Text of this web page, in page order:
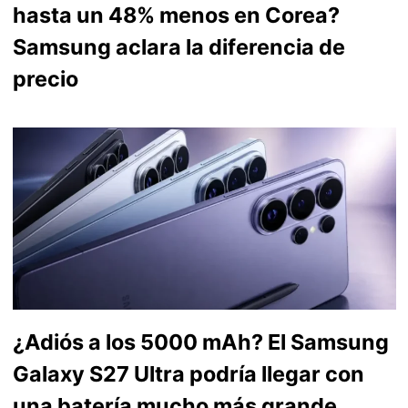
hasta un 48% menos en Corea?
Samsung aclara la diferencia de
precio
¿Adiós a los 5000 mAh? El Samsung
Galaxy S27 Ultra podría llegar con